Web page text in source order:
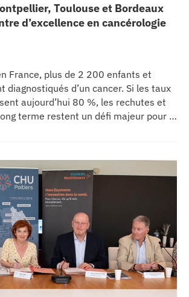
Toulouse et Bordeaux
d’excellence en cancérologie
France, plus de 2 200 enfants et
diagnostiqués d’un cancer. Si les taux
aujourd’hui 80 %, les rechutes et
terme restent un défi majeur pour la
Regaud et de leurs partenaires,
un centre de recherche d’excellence
pédiatriques.